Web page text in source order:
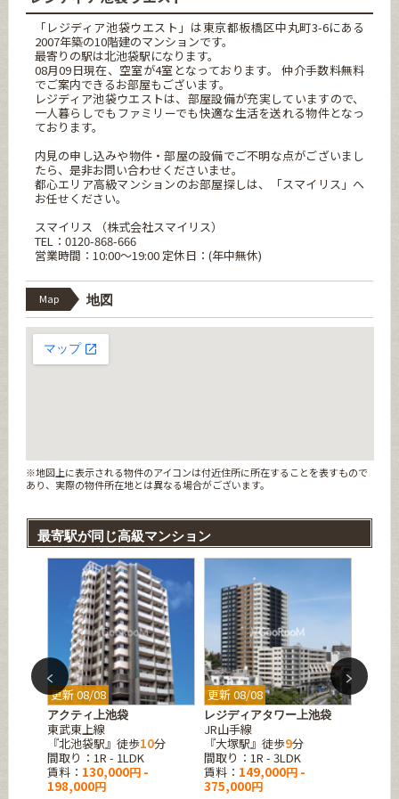
「レジディア池袋ウエスト」は東京都板橋区中丸町3-6にある
2007年築の10階建のマンションです。
最寄りの駅は北池袋駅になります。
08月09日現在、空室が4室となっております。 仲介手数料無料
でご案内できるお部屋もございます。
レジディア池袋ウエストは、部屋設備が充実していますので、
一人暮らしでもファミリーでも快適な生活を送れる物件となっ
ております。
内見の申し込みや物件・部屋の設備でご不明な点がございまし
たら、是非お問い合わせくださいませ。
都心エリア高級マンションのお部屋探しは、「スマイリス」へ
お任せください。
スマイリス （株式会社スマイリス）
TEL：0120-868-666
営業時間：10:00～19:00 定休日：(年中無休)
Map 地図
※地図上に表示される物件のアイコンは付近住所に所在することを表すもので
あり、実際の物件所在地とは異なる場合がございます。
最寄駅が同じ高級マンション
更新 08/08
アクティ上池袋
東武東上線
『北池袋駅』徒歩10分
間取り：1R - 1LDK
賃料： 130,000円 -
198,000円
更新 08/08
レジディアタワー上池袋
JR山手線
『大塚駅』徒歩9分
間取り：1R - 3LDK
賃料： 149,000円 -
375,000円